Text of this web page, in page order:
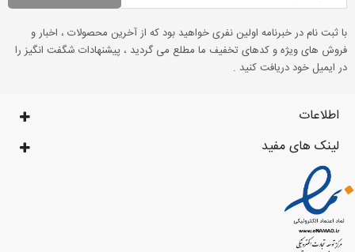
با ثبت نام در خبرنامه اولین نفری خواهید بود که از آخرین محصولات ، اخبار و
فروش های ویژه و کدهای تخفیف ما مطلع می گردید ، پیشنهادات شگفت انگیز را
در ایمیل خود دریافت کنید .
اطلاعات
لینک های مفید